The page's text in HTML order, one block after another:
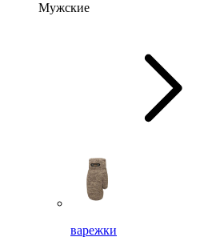
Мужские
варежки